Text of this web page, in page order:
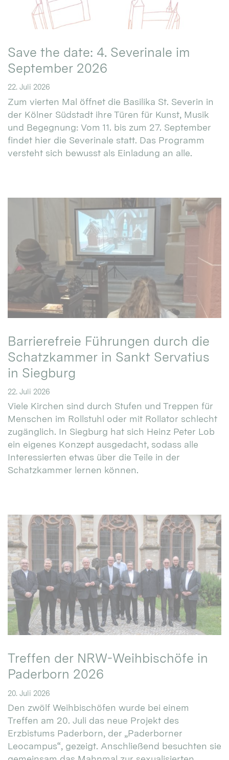
Save the date: 4. Severinale im
September 2026
22. Juli 2026
Zum vierten Mal öffnet die Basilika St. Severin in
der Kölner Südstadt ihre Türen für Kunst, Musik
und Begegnung: Vom 11. bis zum 27. September
findet hier die Severinale statt. Das Programm
versteht sich bewusst als Einladung an alle.
Barrierefreie Führungen durch die
Schatzkammer in Sankt Servatius
in Siegburg
22. Juli 2026
Viele Kirchen sind durch Stufen und Treppen für
Menschen im Rollstuhl oder mit Rollator schlecht
zugänglich. In Siegburg hat sich Heinz Peter Lob
ein eigenes Konzept ausgedacht, sodass alle
Interessierten etwas über die Teile in der
Schatzkammer lernen können.
Treffen der NRW-Weihbischöfe in
Paderborn 2026
20. Juli 2026
Den zwölf Weihbischöfen wurde bei einem
Treffen am 20. Juli das neue Projekt des
Erzbistums Paderborn, der „Paderborner
Leocampus“, gezeigt. Anschließend besuchten sie